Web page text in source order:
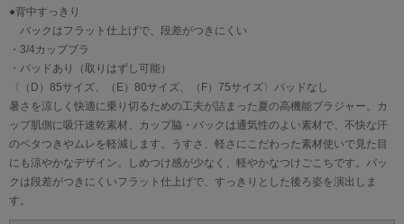
●背中すっきり
バックはフラット仕上げで、段差がつきにくい
・3/4カップブラ
・パッドあり（取りはずし可能）
〈（D）85サイズ、（E）80サイズ、（F）75サイズ〉パッドなし
暑さを涼しく快適に乗り切るための工夫が詰まった夏の高機能ブラジャー。カ
ップ肌側に吸汗速乾素材、カップ脇・バックは通気性のよい素材で、不快な汗
のベタつきやムレを軽減します。うすさ、軽さにこだわった素材使いで見た目
にも涼やかなデザイン。しめつけ感が少なく、軽やかなつけごこちです。バッ
クは段差がつきにくいフラット仕上げで、すっきりとした後ろ姿を演出しま
す。